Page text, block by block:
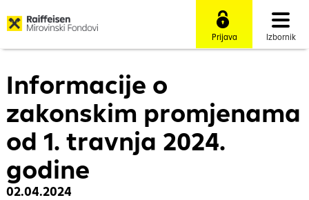
Izbornik
Prijava
Informacije o
zakonskim promjenama
od 1. travnja 2024.
godine
02.04.2024